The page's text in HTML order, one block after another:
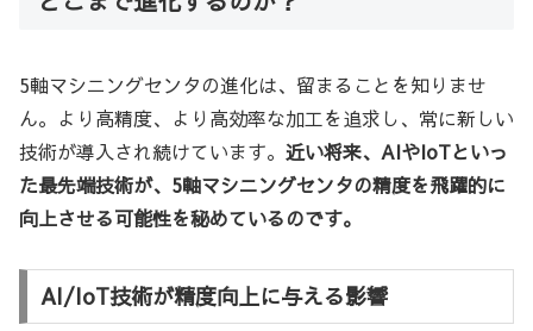
5軸マシニングセンタの進化は、留まることを知りませ
ん。より高精度、より高効率な加工を追求し、常に新しい
技術が導入され続けています。 近い将来、AIやIoTといっ
た最先端技術が、5軸マシニングセンタの精度を飛躍的に
向上させる可能性を秘めているのです。
AI/IoT技術が精度向上に与える影響